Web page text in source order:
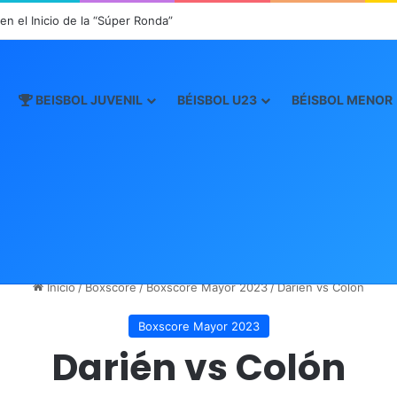
el Inicio de la “Súper Ronda”
BEISBOL JUVENIL BÉISBOL U23 BÉISBOL MENOR
Inicio/Boxscore/Boxscore Mayor 2023/Darién vs Colón
Boxscore Mayor 2023
Darién vs Colón